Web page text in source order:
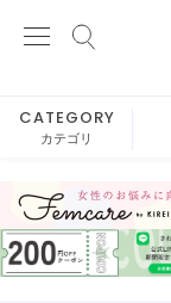
CATEGORY
カテゴリ